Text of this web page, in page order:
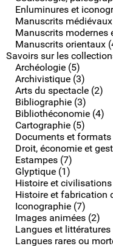
Enluminures et
Manuscrits
Manuscrits modernes
Manuscrits orientaux
Savoirs sur les
Archéologie (5)
Archivistique (3)
Arts du spectacle (2)
Bibliographie (3)
Bibliothéconomie (4)
Cartographie (5)
Documents et
Droit, économie et
Estampes (7)
Glyptique (1)
Histoire et
Histoire et fabrication
Iconographie (7)
Images animées (2)
Langues et littératures
Langues rares ou